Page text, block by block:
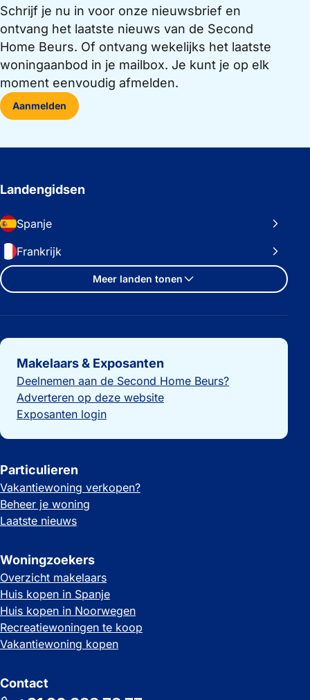
Schrijf je nu in voor onze nieuwsbrief en
ontvang het laatste nieuws van de Second
Home Beurs. Of ontvang wekelijks het laatste
woningaanbod in je mailbox. Je kunt je op elk
moment eenvoudig afmelden.
Aanmelden
Landengidsen
Spanje
Frankrijk
Meer landen tonen
Belangrijke links
Makelaars & Exposanten
Deelnemen aan de Second Home Beurs?
Adverteren op deze website
Exposanten login
Particulieren
Vakantiewoning verkopen?
Beheer je woning
Laatste nieuws
Woningzoekers
Overzicht makelaars
Huis kopen in Spanje
Huis kopen in Noorwegen
Recreatiewoningen te koop
Vakantiewoning kopen
Contact